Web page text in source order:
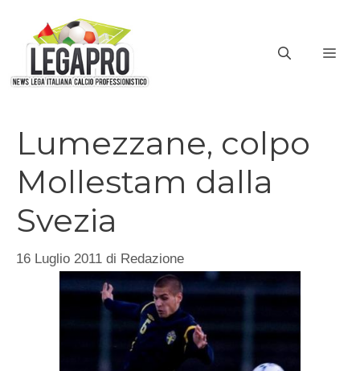
contenuto
Lumezzane, colpo
Mollestam dalla
Svezia
16 Luglio 2011 di Redazione